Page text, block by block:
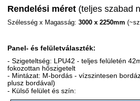
Rendelési méret (teljes szabad
Szélesség x Magasság: 3000 x 2250mm
Panel- és felületválaszték:
- Szigeteltség: LPU42 - teljes felületén
fokozottan hőszigetelt
- Mintázat: M-bordás - vízszintesen
plusz bordával)
- Külső felület és szín: